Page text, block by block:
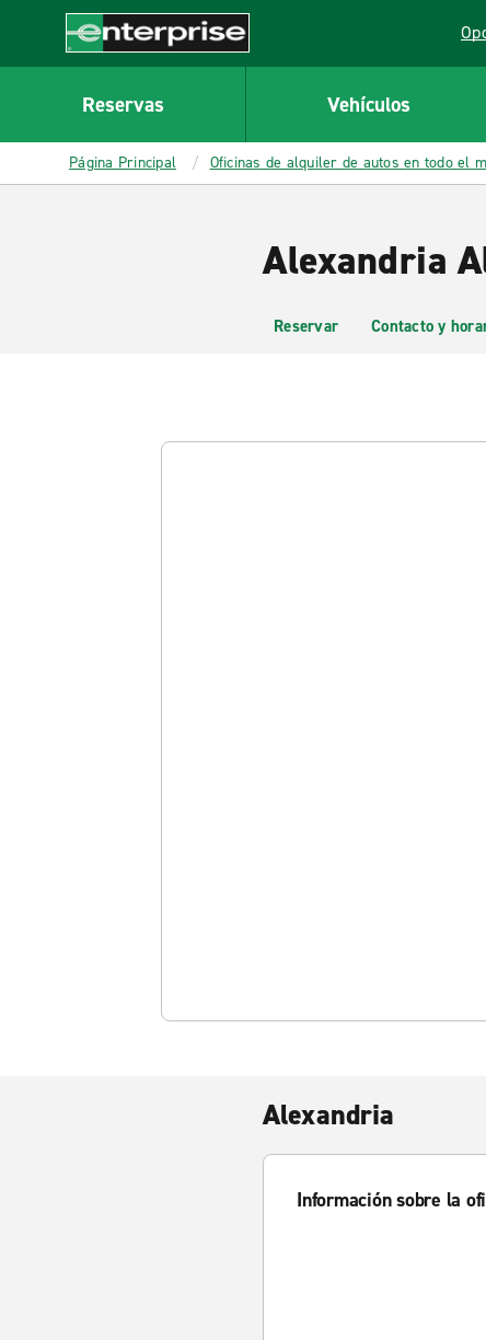
CONTENT
Enterprise
Reservas Vehículos
Página Principal Oficinas de alquiler de autos en todo el
Alexandria
Reservar Contacto y
Alexandria
Información sobre la